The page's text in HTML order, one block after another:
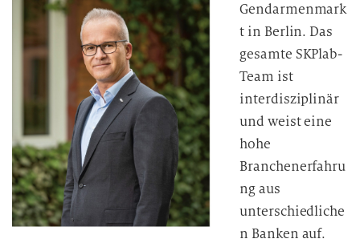
Gendarmenmark
t in Berlin. Das
gesamte SKPlab-
Team ist
interdisziplinär
und weist eine
hohe
Branchenerfahru
ng aus
unterschiedliche
n Banken auf.